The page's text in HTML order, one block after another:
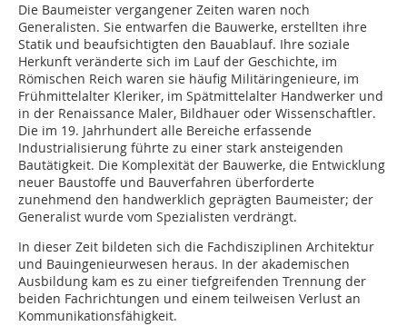
Die Baumeister vergangener Zeiten waren noch
Generalisten. Sie entwarfen die Bauwerke, erstellten ihre
Statik und beaufsichtigten den Bauablauf. Ihre soziale
Herkunft veränderte sich im Lauf der Geschichte, im
Römischen Reich waren sie häufig Militäringenieure, im
Frühmittelalter Kleriker, im Spätmittelalter Handwerker und
in der Renaissance Maler, Bildhauer oder Wissenschaftler.
Die im 19. Jahrhundert alle Bereiche erfassende
Industrialisierung führte zu einer stark ansteigenden
Bautätigkeit. Die Komplexität der Bauwerke, die Entwicklung
neuer Baustoffe und Bauverfahren überforderte
zunehmend den handwerklich geprägten Baumeister; der
Generalist wurde vom Spezialisten verdrängt.
In dieser Zeit bildeten sich die Fachdisziplinen Architektur
und Bau­ingenieurwesen heraus. In der akademischen
Ausbildung kam es zu einer tiefgreifenden Trennung der
beiden Fachrichtungen und einem teilweisen Verlust an
Kommunikationsfähigkeit.